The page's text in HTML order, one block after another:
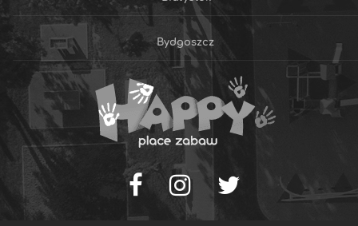
Bydgoszcz